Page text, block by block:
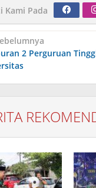
Kami Pada
2 Perguruan